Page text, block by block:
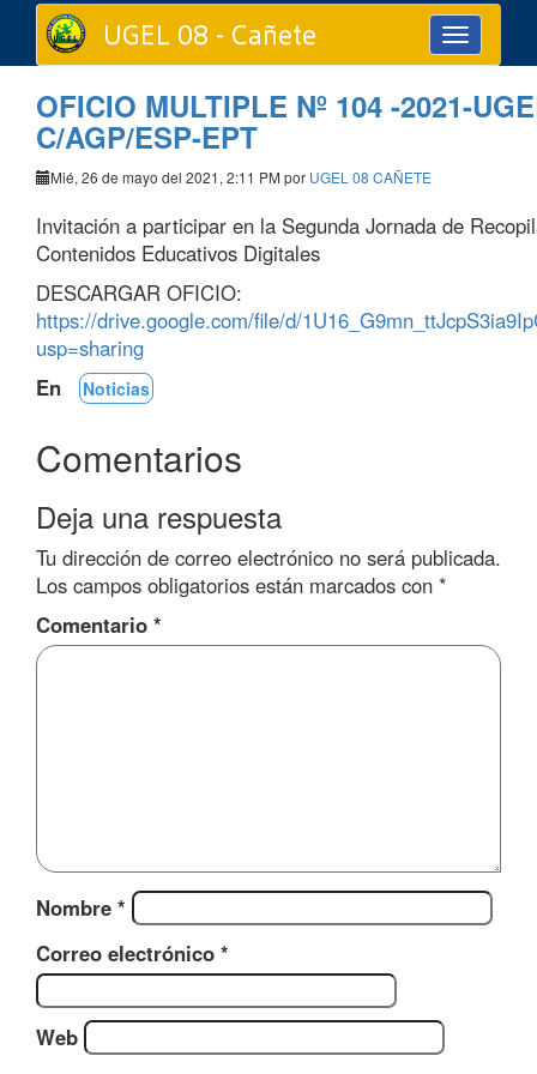
Toggle
navigation
UGEL 08 - Cañete
OFICIO MULTIPLE Nº 104 -2021-
C/AGP/ESP-EPT
Mié, 26 de mayo del 2021, 2:11 PM por UGEL 08 CAÑETE
Invitación a participar en la Segunda Jornada de
Contenidos Educativos Digitales
DESCARGAR OFICIO:
https://drive.google.com/file/d/
usp=sharing
En
Noticias
Comentarios
Deja una respuesta
Tu dirección de correo electrónico no será publicada.
Los campos obligatorios están marcados con *
Comentario *
Nombre *
Correo electrónico *
Web